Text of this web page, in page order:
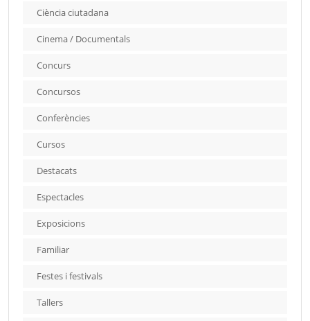
Ciència ciutadana
Cinema / Documentals
Concurs
Concursos
Conferències
Cursos
Destacats
Espectacles
Exposicions
Familiar
Festes i festivals
Tallers